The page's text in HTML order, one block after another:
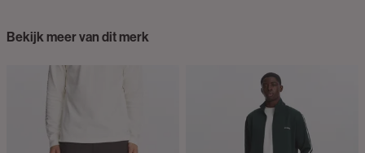
Bekijk meer van dit merk